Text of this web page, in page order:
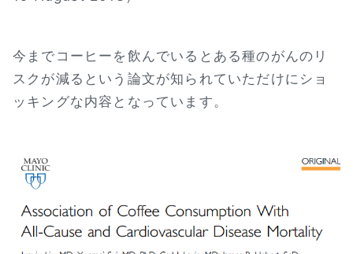
今までコーヒーを飲んでいるとある種のがんのリ
スクが減るという論文が知られていただけにショ
ッキングな内容となっています。